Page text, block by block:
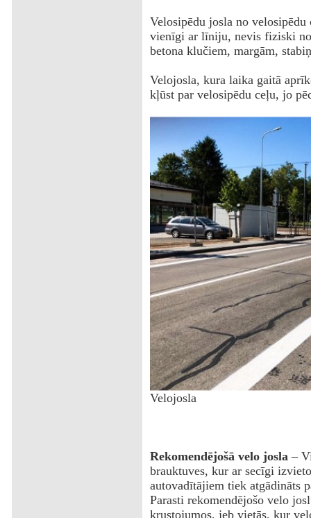
‌Velosipēdu josla no
vienīgi ar līniju, nevis fiziski
betona klučiem, margām,
Velojosla, kura laika gaitā
kļūst par velosipēdu ceļu, jo
‌Velojosla
Rekomendējošā velo josla–
brauktuves, kur ar secīgi
autovadītājiem tiek atgādināts
Parasti rekomendējošo velo
krustojumos, jeb vietās, kur